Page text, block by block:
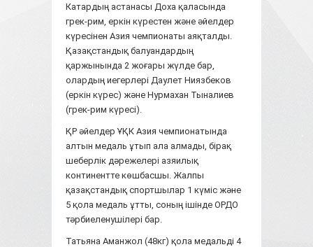
Катардың астанасы Доха қаласында
грек-рим, еркін күрестен және әйелдер
күресінен Азия чемпионаты аяқталды.
Қазақстандық балуандардың
қаржынында 2 жоғары жүлде бар,
олардың иегерлері Даулет Ниязбеков
(еркін күрес) және Нурмахан Тыналиев
(грек-рим күресі).
ҚР әйелдер ҰҚК Азия чемпионатында
алтын медаль ұтып ала алмады, бірақ
шеберлік дәрежелері азяилық
континентте көшбасшы. Жалпы
қазақстандық спортшылар 1 күміс және
5 қола медаль ұтты, соның ішінде ОРДО
тәрбиеленушілері бар.
Татьяна Аманжол (48кг) қола медальді 4